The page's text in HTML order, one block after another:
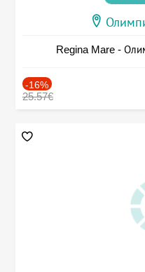
Regina Mare -
-16%
25.57€